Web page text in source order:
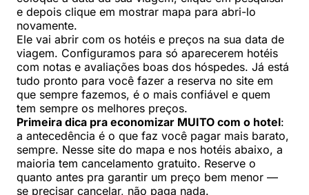
e depois clique em mostrar mapa para abri-lo
novamente.
Ele vai abrir com os hotéis e preços na sua data de
viagem. Configuramos para só aparecerem hotéis
com notas e avaliações boas dos hóspedes. Já está
tudo pronto para você fazer a reserva no site em
que sempre fazemos, é o mais confiável e quem
tem sempre os melhores preços.
Primeira dica pra economizar MUITO com o hotel:
a antecedência é o que faz você pagar mais barato,
sempre. Nesse site do mapa e nos hotéis abaixo, a
maioria tem cancelamento gratuito. Reserve o
quanto antes pra garantir um preço bem menor —
se precisar cancelar, não paga nada.